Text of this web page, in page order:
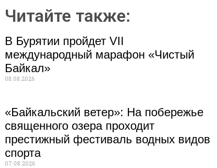
Читайте также:
В Бурятии пройдет VII
международный марафон «Чистый
Байкал»
08.08.2026
«Байкальский ветер»: На побережье
священного озера проходит
престижный фестиваль водных видов
спорта
07.08.2026